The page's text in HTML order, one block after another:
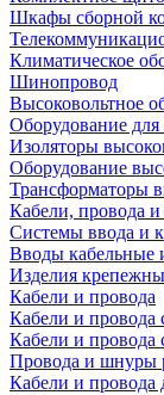
Шкафы сборной
Климатическое
Шинопровод
Высоковольтное
Оборудование
Изоляторы
Оборудование
Трансформаторы
Кабели, провода и
Системы ввода и
Вводы кабельные
Изделия
Кабели и провода
Кабели и провода
Кабели и провода
Провода и шнуры
Кабели и провода